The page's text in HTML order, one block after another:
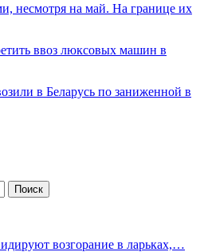
несмотря на май. На границе их
ввоз люксовых машин в
в Беларусь по заниженной в
возгорание в ларьках,…